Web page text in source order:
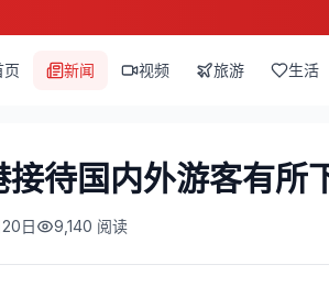
页 新闻 视频 旅游 生活
接待国内外游客有所
日 9,140 阅读